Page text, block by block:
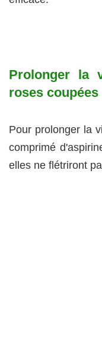
Prolonger la
roses coupées
Pour prolonger la
comprimé
elles ne flétriront